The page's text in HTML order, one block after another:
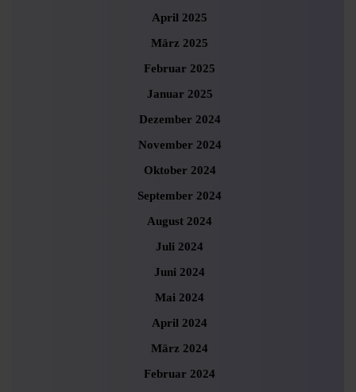
April 2025
März 2025
Februar 2025
Januar 2025
Dezember 2024
November 2024
Oktober 2024
September 2024
August 2024
Juli 2024
Juni 2024
Mai 2024
April 2024
März 2024
Februar 2024